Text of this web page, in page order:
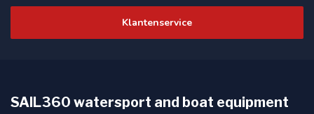
Klantenservice
SAIL360 watersport and boat equipment